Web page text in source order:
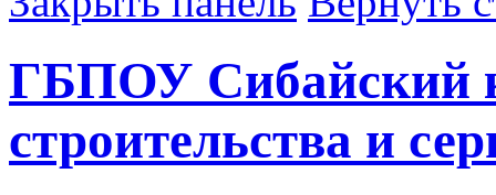
ГБПОУ Сибайский
строительства и